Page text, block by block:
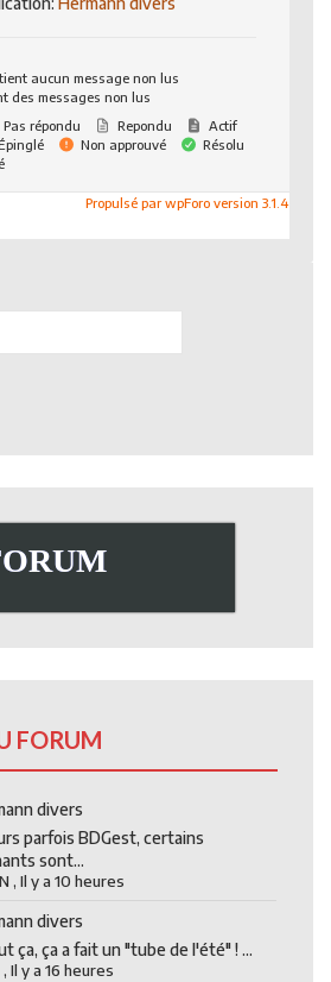
aucun message non lus
des messages non lus
Pas répondu Repondu
Actif
Non approuvé
Résolu
Propulsé par wpForo version 3.1.4
FORUM
divers
parfois BDGest, certains
sont...
,Il y a 10 heures
divers
ça, ça a fait un "tube de l'été" ! ...
,Il y a 16 heures